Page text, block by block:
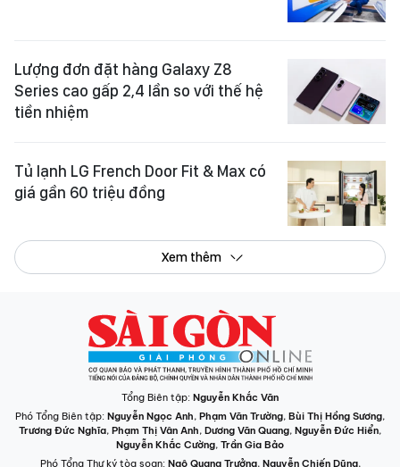
Lượng đơn đặt hàng Galaxy Z8
Series cao gấp 2,4 lần so với thế hệ
tiền nhiệm
Tủ lạnh LG French Door Fit & Max có
giá gần 60 triệu đồng
Xem thêm
Tổng Biên tập: Nguyễn Khắc Văn
Phó Tổng Biên tập: Nguyễn Ngọc Anh, Phạm Văn Trường, Bùi Thị Hồng Sương,
Trương Đức Nghĩa, Phạm Thị Vân Anh, Dương Văn Quang, Nguyễn Đức Hiển,
Nguyễn Khắc Cường, Trần Gia Bảo
Phó Tổng Thư ký tòa soạn: Ngô Quang Trưởng, Nguyễn Chiến Dũng,